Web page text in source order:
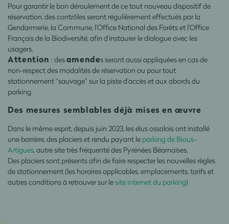
Pour garantir le bon déroulement de ce tout nouveau dispositif de
réservation, des contrôles seront régulièrement effectués par la
Gendarmerie, la Commune, l’Office National des Forêts et l’Office
Français de la Biodiversité, afin d’instaurer le dialogue avec les
usagers.
Attention : desamendes seront aussi appliquées en cas de
non-respect des modalités de réservation ou pour tout
stationnement “sauvage” sur la piste d’accès et aux abords du
parking.
Des mesures semblables déjà mises en œuvre
Dans le même esprit, depuis juin 2023, les élus ossalois ont installé
une barrière, des placiers et rendu payant le parking de Bious-
Artigues, autre site très fréquenté des Pyrénées Béarnaises.
Des placiers sont présents afin de faire respecter les nouvelles règles
de stationnement (les horaires applicables, emplacements, tarifs et
autres conditions à retrouver sur lesite internet du parking)